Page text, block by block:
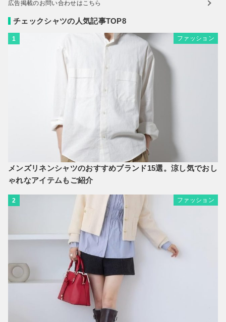
広告掲載のお問い合わせはこちら
チェックシャツの人気記事TOP8
1 ファッション
メンズリネンシャツのおすすめブランド15選。涼し気でおし
ゃれなアイテムもご紹介
2 ファッション